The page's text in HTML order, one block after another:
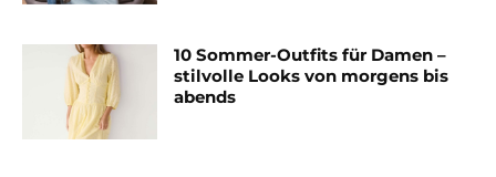
10 Sommer-Outfits für Damen –
stilvolle Looks von morgens bis
abends